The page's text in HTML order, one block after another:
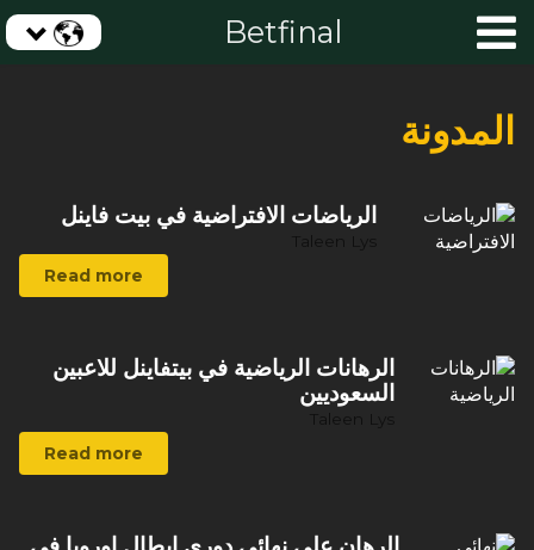
Betfinal
المدونة
الرياضات الافتراضية في بيت فاينل
Read more
الرهانات الرياضية في بيتفاينل للاعبين
السعوديين
Read more